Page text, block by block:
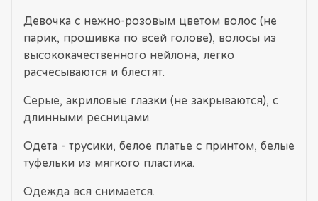
Девочка с нежно-розовым цветом волос (не
парик, прошивка по всей голове), волосы из
высококачественного нейлона, легко
расчесываются и блестят.
Серые, акриловые глазки (не закрываются), с
длинными ресницами.
Одета - трусики, белое платье с принтом, белые
туфельки из мягкого пластика.
Одежда вся снимается.